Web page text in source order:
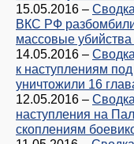
15.05.2016 –
ВКС РФ
массовые
14.05.2016 –
к наступлениям
уничтожили 16
12.05.2016 –
наступления на
скоплениям